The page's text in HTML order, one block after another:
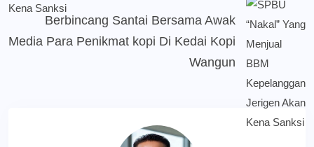
Berbincang Santai Bersama Awak
Media Para Penikmat kopi Di Kedai Kopi
Wangun